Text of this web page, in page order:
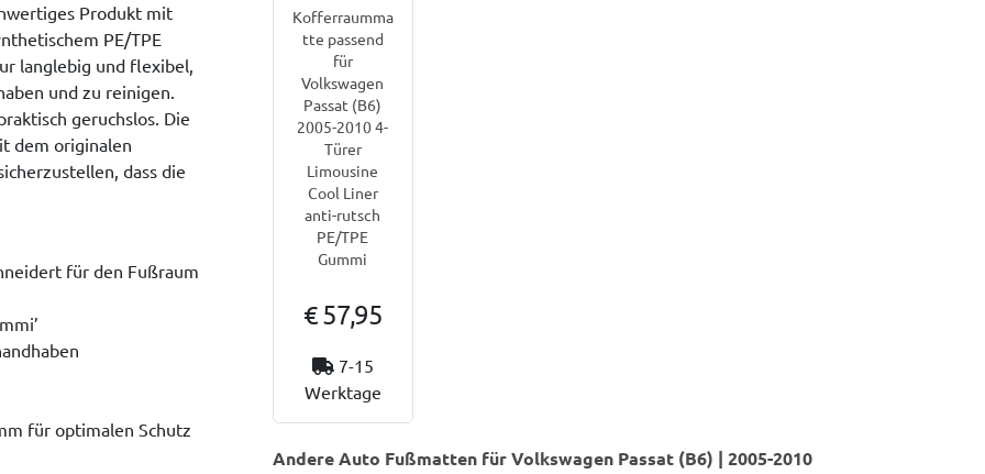
Produkt mit
PE/TPE
langlebig und flexibel,
und zu reinigen.
geruchslos. Die
dem originalen
dass die
für den Fußraum
für optimalen Schutz
Kofferraumma
tte passend
für
Volkswagen
Passat (B6)
2005-2010 4-
Türer
Limousine
Cool Liner
anti-rutsch
PE/TPE
Gummi
€ 57,95
7-15
Werktage
Andere Auto Fußmatten für Volkswagen Passat (B6) | 2005-2010